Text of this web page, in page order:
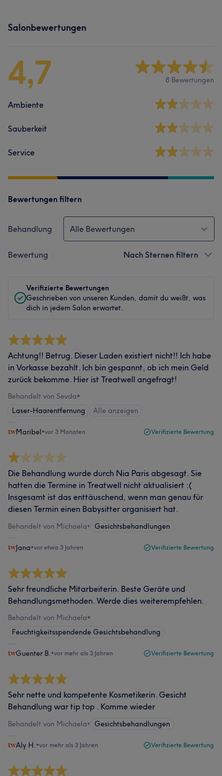
Salonbewertungen
4,7 8 Bewertungen
Ambiente
Sauberkeit
Service
Bewertungen filtern
Behandlung Alle Bewertungen
Bewertung Nach Sternen filtern
Verifizierte Bewertungen
Geschrieben von unseren Kunden, damit du weißt, was
dich in jedem Salon erwartet.
Achtung!! Betrug. Dieser Laden existiert nicht!! Ich habe
in Vorkasse bezahlt. Ich bin gespannt, ob ich mein Geld
zurück bekomme. Hier ist Treatwell angefragt!
Behandelt von Sevda•
Laser-Haarentfernung
Alle anzeigen
Maribel•vor 3 Monaten Verifizierte Bewertung
Die Behandlung wurde durch Nia Paris abgesagt. Sie
hatten die Termine in Treatwell nicht aktualisiert :(
Insgesamt ist das enttäuschend, wenn man genau für
diesen Termin einen Babysitter organisiert hat.
Behandelt von Michaela• Gesichtsbehandlungen
Jana•vor etwa 3 Jahren Verifizierte Bewertung
Sehr freundliche Mitarbeiterin. Beste Geräte und
Behandlungsmethoden. Werde dies weiterempfehlen.
Behandelt von Michaela•
Feuchtigkeitsspendende Gesichtsbehandlung
Guenter B. •vor mehr als 3 Jahren Verifizierte Bewertung
Sehr nette und kompetente Kosmetikerin. Gesicht
Behandlung war tip top . Komme wieder
Behandelt von Michaela• Gesichtsbehandlungen
Aly H. •vor mehr als 3 Jahren Verifizierte Bewertung